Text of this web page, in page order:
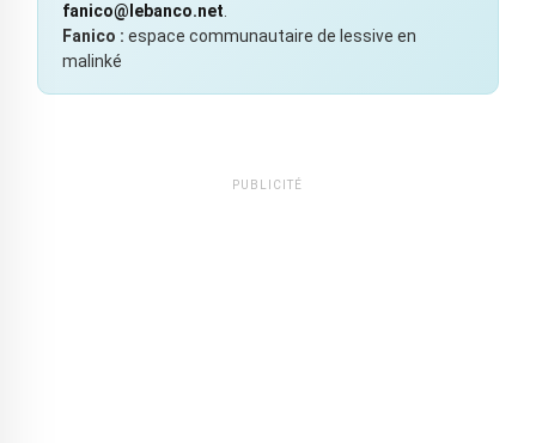
fanico@lebanco.net
Fanico : espace communautaire de lessive en
malinké
PUBLICITÉ